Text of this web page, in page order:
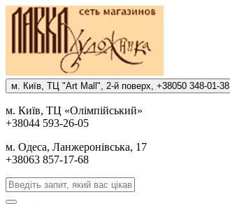
м. Киïв, ТЦ "Art Mall", 2-й поверх, +38050 348-01-38
м. Киïв, ТЦ «Олiмпiйський»
+38044 593-26-05
м. Одеса, Ланжеронiвська, 17
+38063 857-17-68